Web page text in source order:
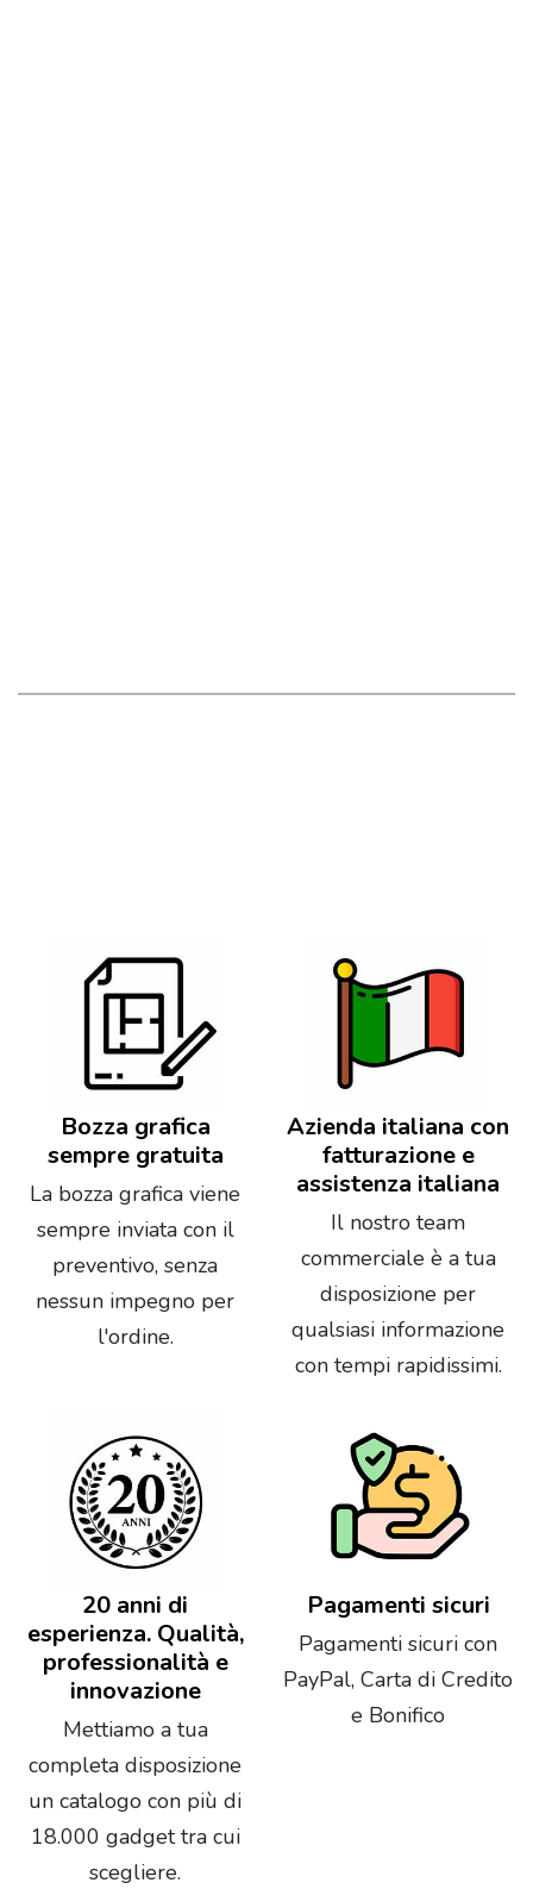
Bozza grafica
sempre gratuita
La bozza grafica viene
sempre inviata con il
preventivo, senza
nessun impegno per
l'ordine.
Azienda italiana con
fatturazione e
assistenza italiana
Il nostro team
commerciale è a tua
disposizione per
qualsiasi informazione
con tempi rapidissimi.
20 anni di
esperienza. Qualità,
professionalità e
innovazione
Mettiamo a tua
completa disposizione
un catalogo con più di
18.000 gadget tra cui
scegliere.
Pagamenti sicuri
Pagamenti sicuri con
PayPal, Carta di Credito
e Bonifico